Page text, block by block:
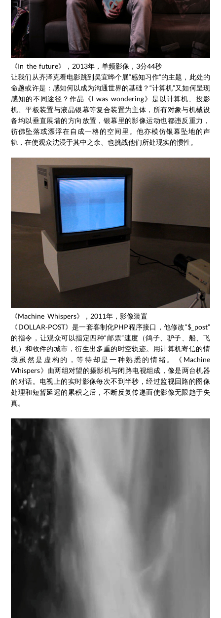
《In the future》，2013年，单频影像，3分44秒
让我们从齐泽克看电影跳到吴宜晔个展“感知习作”的主题，此处的
命题或许是：感知何以成为沟通世界的基础？“计算机”又如何呈现
感知的不同途径？作品《I was wondering》是以计算机、投影
机、平板装置与液晶银幕等复合装置为主体，所有对象与机械设
备均以垂直展墙的方向放置，银幕里的影像运动也都违反重力，
彷佛坠落或漂浮在自成一格的空间里。他亦模仿银幕坠地的声
轨，在使观众沈浸于其中之余、也挑战他们所处现实的惯性。
《Machine Whispers》，2011年，影像装置
《DOLLAR-POST》是一套客制化PHP程序接口，他修改“$_post”
的指令，让观众可以指定四种“邮票”速度（鸽子、驴子、船、飞
机）和收件的城市，衍生出多重的时空轨迹。用计算机寄信的情
境虽然是虚构的，等待却是一种熟悉的情绪。《Machine
Whispers》由两组对望的摄影机与闭路电视组成，像是两台机器
的对话。电视上的实时影像每次不到半秒，经过监视回路的图像
处理和短暂延迟的累积之后，不断反复传递而使影像无限趋于失
真。